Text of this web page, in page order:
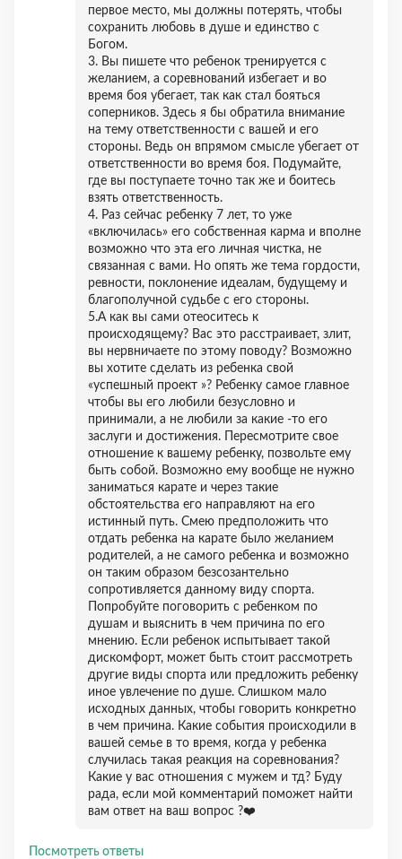
первое место, мы должны потерять, чтобы
сохранить любовь в душе и единство с
Богом.
3. Вы пишете что ребенок тренируется с
желанием, а соревнований избегает и во
время боя убегает, так как стал бояться
соперников. Здесь я бы обратила внимание
на тему ответственности с вашей и его
стороны. Ведь он впрямом смысле убегает от
ответственности во время боя. Подумайте,
где вы поступаете точно так же и боитесь
взять ответственность.
4. Раз сейчас ребенку 7 лет, то уже
«включилась» его собственная карма и вполне
возможно что эта его личная чистка, не
связанная с вами. Но опять же тема гордости,
ревности, поклонение идеалам, будущему и
благополучной судьбе с его стороны.
5.А как вы сами отеоситесь к
происходящему? Вас это расстраивает, злит,
вы нервничаете по этому поводу? Возможно
вы хотите сделать из ребенка свой
«успешный проект »? Ребенку самое главное
чтобы вы его любили безусловно и
принимали, а не любили за какие -то его
заслуги и достижения. Пересмотрите свое
отношение к вашему ребенку, позвольте ему
быть собой. Возможно ему вообще не нужно
заниматься карате и через такие
обстоятельства его направляют на его
истинный путь. Смею предположить что
отдать ребенка на карате было желанием
родителей, а не самого ребенка и возможно
он таким образом безсозантельно
сопротивляется данному виду спорта.
Попробуйте поговорить с ребенком по
душам и выяснить в чем причина по его
мнению. Если ребенок испытывает такой
дискомфорт, может быть стоит рассмотреть
другие виды спорта или предложить ребенку
иное увлечение по душе. Слишком мало
исходных данных, чтобы говорить конкретно
в чем причина. Какие события происходили в
вашей семье в то время, когда у ребенка
случилась такая реакция на соревнования?
Какие у вас отношения с мужем и тд? Буду
рада, если мой комментарий поможет найти
вам ответ на ваш вопрос ?❤️
Посмотреть ответы